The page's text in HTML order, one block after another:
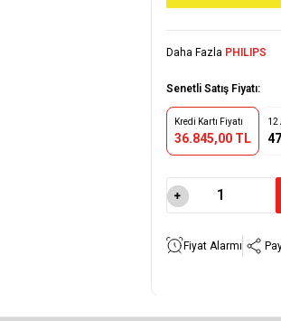
Daha Fazla PHILIPS
Senetli Satış Fiyatı:
Kredi Kartı Fiyatı
36.845,00 TL
12
Fiyat Alarmı